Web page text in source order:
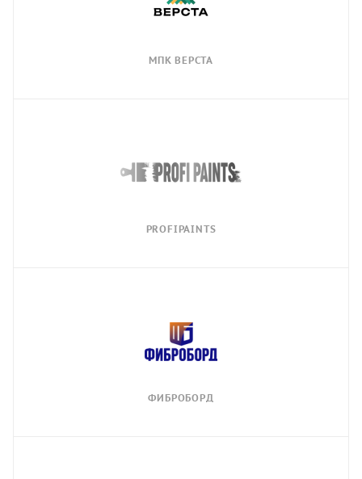
МПК ВЕРСТА
PROFIPAINTS
ФИБРОБОРД